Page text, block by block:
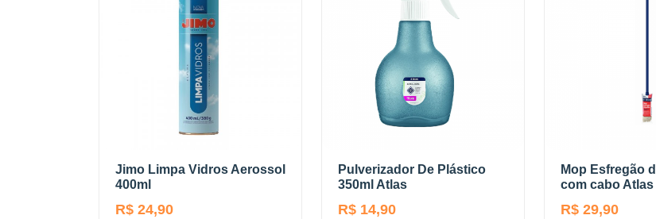
Jimo Limpa Vidros Aerossol
400ml
R$ 24,90
Pulverizador De Plástico
350ml Atlas
R$ 14,90
Mop Esfregão
com cabo Atlas
R$ 29,90